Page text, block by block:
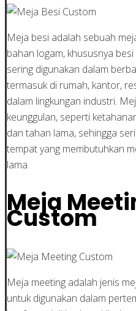
Meja besi adalah sebuah
bahan logam, khususnya
sering digunakan dalam
termasuk di rumah, kantor,
dalam lingkungan industri.
keunggulan, seperti
dan tahan lama, sehingga
tempat yang membutuhkan
lama.
Meja
Custom
Meja meeting adalah jenis
untuk digunakan dalam